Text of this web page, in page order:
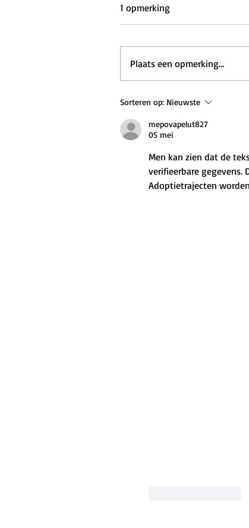
1 opmerking
Plaats een opmerking...
Sorteren op: Nieuwste
mepovapelut827
05 mei
Men kan zien dat de
verifieerbare gegevens.
Adoptietrajecten